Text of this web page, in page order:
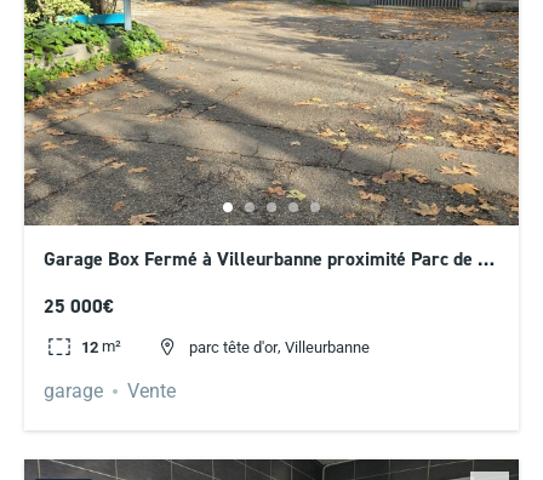
Garage Box Fermé à Villeurbanne proximité Parc de la
25 000€
12 m² parc tête d'or,Villeurbanne
garage Vente